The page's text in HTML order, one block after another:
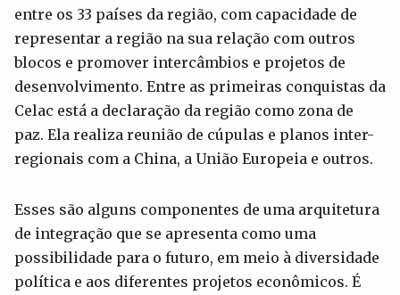
entre os 33 países da região, com capacidade de
representar a região na sua relação com outros
blocos e promover intercâmbios e projetos de
desenvolvimento. Entre as primeiras conquistas da
Celac está a declaração da região como zona de
paz. Ela realiza reunião de cúpulas e planos inter-
regionais com a China, a União Europeia e outros.
Esses são alguns componentes de uma arquitetura
de integração que se apresenta como uma
possibilidade para o futuro, em meio à diversidade
política e aos diferentes projetos econômicos. É